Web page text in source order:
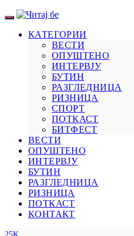
КАТЕГОРИИ
ВЕСТИ
ОПУШТЕНО
ИНТЕРВЈУ
БУТИН
РАЗГЛЕДНИЦА
РИЗНИЦА
СПОРТ
ПОТКАСТ
БИТФЕСТ
ВЕСТИ
ОПУШТЕНО
ИНТЕРВЈУ
БУТИН
РАЗГЛЕДНИЦА
РИЗНИЦА
ПОТКАСТ
КОНТАКТ